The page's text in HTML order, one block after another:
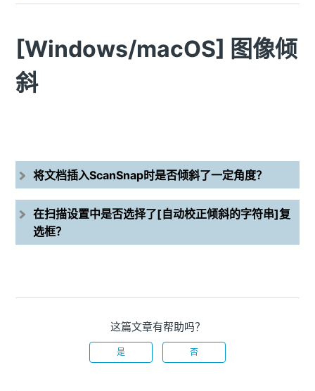
[Windows/macOS] 图像倾
斜
将文档插入ScanSnap时是否倾斜了一定角度？
在扫描设置中是否选择了[自动校正倾斜的字符串]复
选框？
这篇文章有帮助吗？
是 否